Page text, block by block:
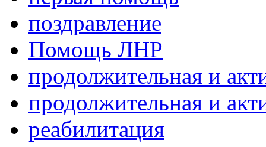
поздравление
Помощь ЛНР
продолжительная и
продолжительная и
реабилитация